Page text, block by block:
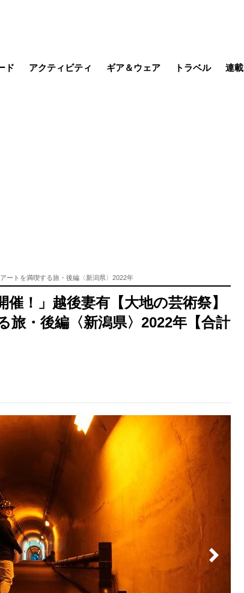
ド アクティビティ ギア＆ウェア トラベル 連載
ートを満喫する旅・後編〈新潟県〉2022年
！」越後妻有【大地の芸術祭】
旅・後編〈新潟県〉2022年【合計